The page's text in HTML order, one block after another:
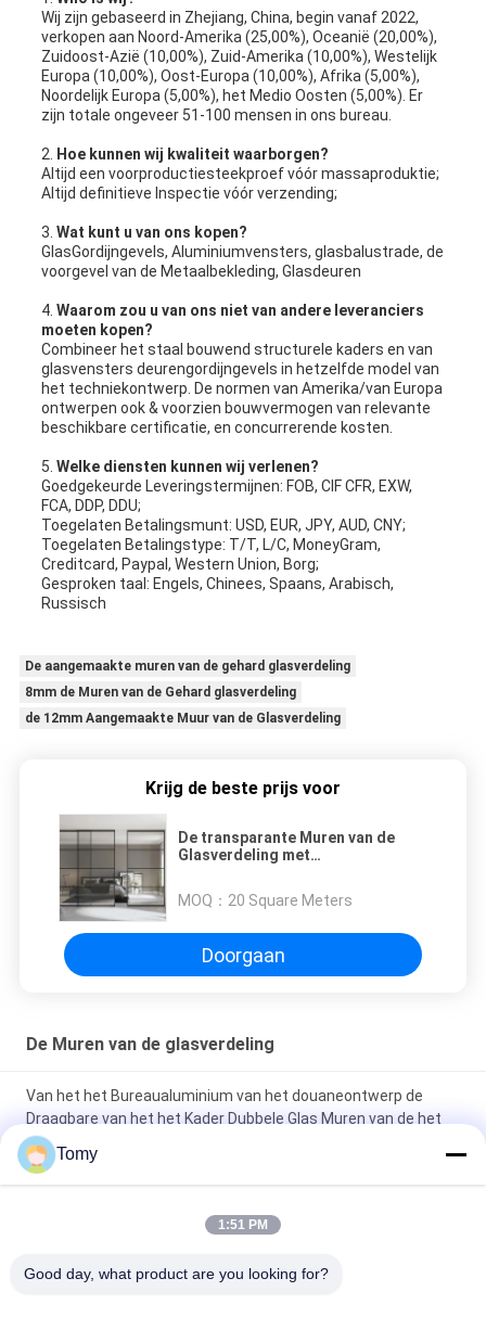
Wij zijn gebaseerd in Zhejiang, China, begin vanaf 2022,
verkopen aan Noord-Amerika (25,00%), Oceanië (20,00%),
Zuidoost-Azië (10,00%), Zuid-Amerika (10,00%), Westelijk
Europa (10,00%), Oost-Europa (10,00%), Afrika (5,00%),
Noordelijk Europa (5,00%), het Medio Oosten (5,00%). Er
zijn totale ongeveer 51-100 mensen in ons bureau.
2. Hoe kunnen wij kwaliteit waarborgen?
Altijd een voorproductiesteekproef vóór massaproduktie;
Altijd definitieve Inspectie vóór verzending;
3. Wat kunt u van ons kopen?
GlasGordijngevels, Aluminiumvensters, glasbalustrade, de
voorgevel van de Metaalbekleding, Glasdeuren
4. Waarom zou u van ons niet van andere leveranciers
moeten kopen?
Combineer het staal bouwend structurele kaders en van
glasvensters deurengordijngevels in hetzelfde model van
het techniekontwerp. De normen van Amerika/van Europa
ontwerpen ook & voorzien bouwvermogen van relevante
beschikbare certificatie, en concurrerende kosten.
5. Welke diensten kunnen wij verlenen?
Goedgekeurde Leveringstermijnen: FOB, CIF CFR, EXW,
FCA, DDP, DDU;
Toegelaten Betalingsmunt: USD, EUR, JPY, AUD, CNY;
Toegelaten Betalingstype: T/T, L/C, MoneyGram,
Creditcard, Paypal, Western Union, Borg;
Gesproken taal: Engels, Chinees, Spaans, Arabisch,
Russisch
De aangemaakte muren van de gehard glasverdeling
8mm de Muren van de Gehard glasverdeling
de 12mm Aangemaakte Muur van de Glasverdeling
Krijg de beste prijs voor
De transparante Muren van de
Glasverdeling met
MOQ： 20 Square Meters
Doorgaan
De Muren van de glasverdeling
Van het het Bureaualuminium van het douaneontwerp de
Draagbare van het het Kader Dubbele Glas Muren van de het
Glasverdeling Geluiddichte met Luifel
Transparante volledige lichaam binnenglas muur mozaïek
tegel voor keuken glasblok
mozaïek voor kleur glas blok keuken tegel
Tomy
1:51 PM
Good day, what product are you looking for?